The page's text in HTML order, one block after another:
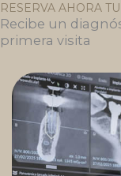
RESERVA AHORA
Recibe un
primera visita